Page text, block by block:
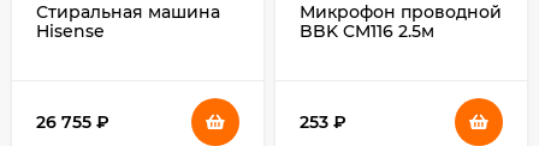
Стиральная машина
Hisense
инвертор
26 755 ₽
Микрофон проводной
BBK CM116 2.5м
253 ₽